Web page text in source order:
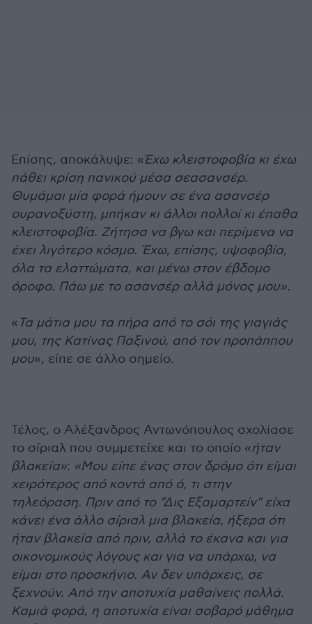
Επίσης, αποκάλυψε: «Έχω κλειστοφοβία κι έχω
πάθει κρίση πανικού μέσα σεασανσέρ.
Θυμάμαι μία φορά ήμουν σε ένα ασανσέρ
ουρανοξύστη, μπήκαν κι άλλοι πολλοί κι έπαθα
κλειστοφοβία. Ζήτησα να βγω και περίμενα να
έχει λιγότερο κόσμο. Έχω, επίσης, υψοφοβία,
όλα τα ελαττώματα, και μένω στον έβδομο
όροφο. Πάω με το ασανσέρ αλλά μόνος μου».
« Τα μάτια μου τα πήρα από το σόι της γιαγιάς
μου, της Κατίνας Παξινού, από τον προπάππου
μου», είπε σε άλλο σημείο.
Τέλος, ο Αλέξανδρος Αντωνόπουλος σχολίασε
το σίριαλ που συμμετείχε και το οποίο «ήταν
βλακεία»: «Μου είπε ένας στον δρόμο ότι είμαι
χειρότερος από κοντά από ό, τι στην
τηλεόραση. Πριν από το "Δις Εξαμαρτείν" είχα
κάνει ένα άλλο σίριαλ μια βλακεία, ήξερα ότι
ήταν βλακεία από πριν, αλλά το έκανα και για
οικονομικούς λόγους και για να υπάρχω, να
είμαι στο προσκήνιο. Αν δεν υπάρχεις, σε
ξεχνούν. Από την αποτυχία μαθαίνεις πολλά.
Καμιά φορά, η αποτυχία είναι σοβαρό μάθημα